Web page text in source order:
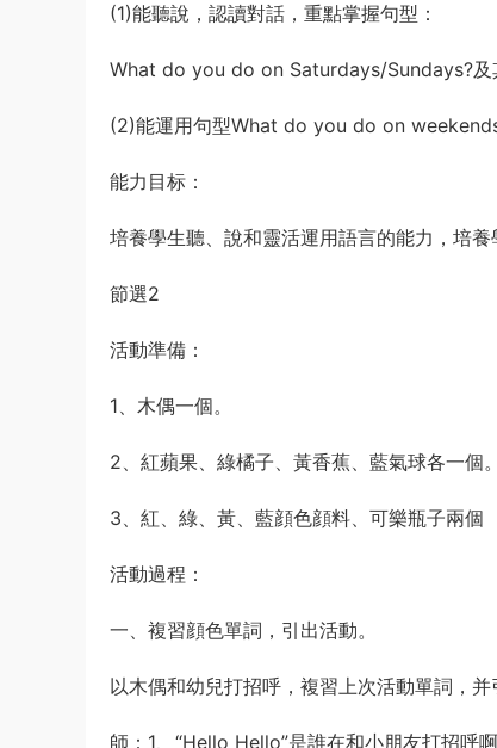
(1)能聽說，認讀對話，重點掌握句型：
What do you do on Saturdays/Sundays?及
(2)能運用句型What do you do on
能力目标：
培養學生聽、說和靈活運用語言的能力，培
節選2
活動準備：
1、木偶一個。
2、紅蘋果、綠橘子、黃香蕉、藍氣球各一個。
3、紅、綠、黃、藍顔色顔料、可樂瓶子兩個
活動過程：
一、複習顔色單詞，引出活動。
以木偶和幼兒打招呼，複習上次活動單詞，并
師：1、“Hello Hello”是誰在和小朋友打招呼啊